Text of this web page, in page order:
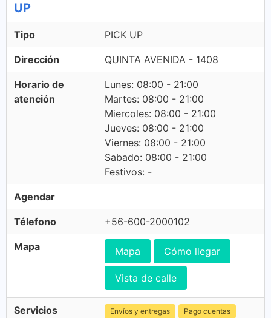
UP
Tipo PICK UP
Dirección QUINTA AVENIDA - 1408
Horario de
atención
Lunes: 08:00 - 21:00
Martes: 08:00 - 21:00
Miercoles: 08:00 - 21:00
Jueves: 08:00 - 21:00
Viernes: 08:00 - 21:00
Sabado: 08:00 - 21:00
Festivos: -
Agendar
Télefono +56-600-2000102
Mapa Mapa Cómo llegar
Vista de calle
Servicios Envíos y entregas
Pago cuentas